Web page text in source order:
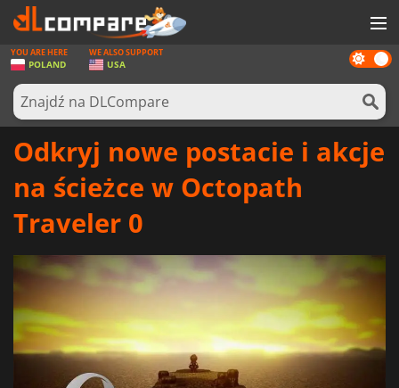
GRY
KARTY DO GIER
OPROGRAMOWANIE
ZALOGUJ SIĘ LUB ZAREJESTRUJ
Dark
mode
YOU ARE HERE
POLAND
WE ALSO SUPPORT
USA
Odkryj nowe postacie i akcje
na ścieżce w Octopath
Traveler 0